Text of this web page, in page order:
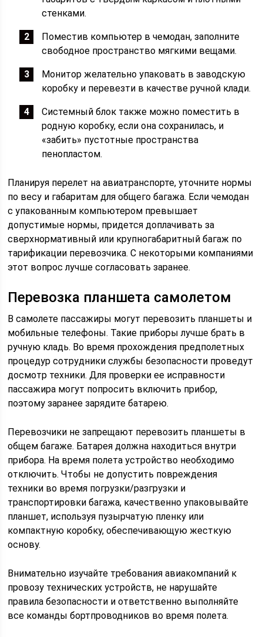
стенками.
Поместив компьютер в чемодан, заполните
свободное пространство мягкими вещами.
Монитор желательно упаковать в заводскую
коробку и перевезти в качестве ручной клади.
Системный блок также можно поместить в
родную коробку, если она сохранилась, и
«забить» пустотные пространства
пенопластом.
Планируя перелет на авиатранспорте, уточните нормы
по весу и габаритам для общего багажа. Если чемодан
с упакованным компьютером превышает
допустимые нормы, придется доплачивать за
сверхнормативный или крупногабаритный багаж по
тарификации перевозчика. С некоторыми компаниями
этот вопрос лучше согласовать заранее.
Перевозка планшета самолетом
В самолете пассажиры могут перевозить планшеты и
мобильные телефоны. Такие приборы лучше брать в
ручную кладь. Во время прохождения предполетных
процедур сотрудники службы безопасности проведут
досмотр техники. Для проверки ее исправности
пассажира могут попросить включить прибор,
поэтому заранее зарядите батарею.
Перевозчики не запрещают перевозить планшеты в
общем багаже. Батарея должна находиться внутри
прибора. На время полета устройство необходимо
отключить. Чтобы не допустить повреждения
техники во время погрузки/разгрузки и
транспортировки багажа, качественно упаковывайте
планшет, используя пузырчатую пленку или
компактную коробку, обеспечивающую жесткую
основу.
Внимательно изучайте требования авиакомпаний к
провозу технических устройств, не нарушайте
правила безопасности и ответственно выполняйте
все команды бортпроводников во время полета.